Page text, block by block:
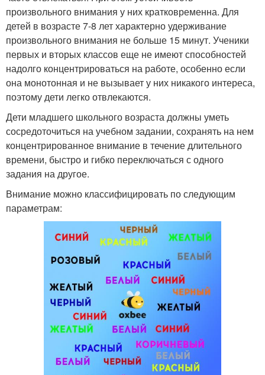
произвольного внимания у них кратковременна. Для
детей в возрасте 7-8 лет характерно удерживание
произвольного внимания не больше 15 минут. Ученики
первых и вторых классов еще не имеют способностей
надолго концентрироваться на работе, особенно если
она монотонная и не вызывает у них никакого интереса,
поэтому дети легко отвлекаются.
Дети младшего школьного возраста должны уметь
сосредоточиться на учебном задании, сохранять на нем
концентрированное внимание в течение длительного
времени, быстро и гибко переключаться с одного
задания на другое.
Внимание можно классифицировать по следующим
параметрам: